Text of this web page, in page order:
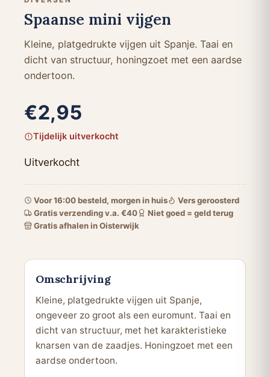
Spaanse mini vijgen
Kleine, platgedrukte vijgen uit Spanje. Taai en
dicht van structuur, honingzoet met een aardse
ondertoon.
€2,95
Tijdelijk uitverkocht
Uitverkocht
Voor 16:00 besteld, morgen in huis
Vers geroosterd
Gratis verzending v.a. €40
Niet goed = geld terug
Gratis afhalen in Oisterwijk
Omschrijving
Kleine, platgedrukte vijgen uit Spanje,
ongeveer zo groot als een euromunt. Taai en
dicht van structuur, met het karakteristieke
knarsen van de zaadjes. Honingzoet met een
aardse ondertoon.